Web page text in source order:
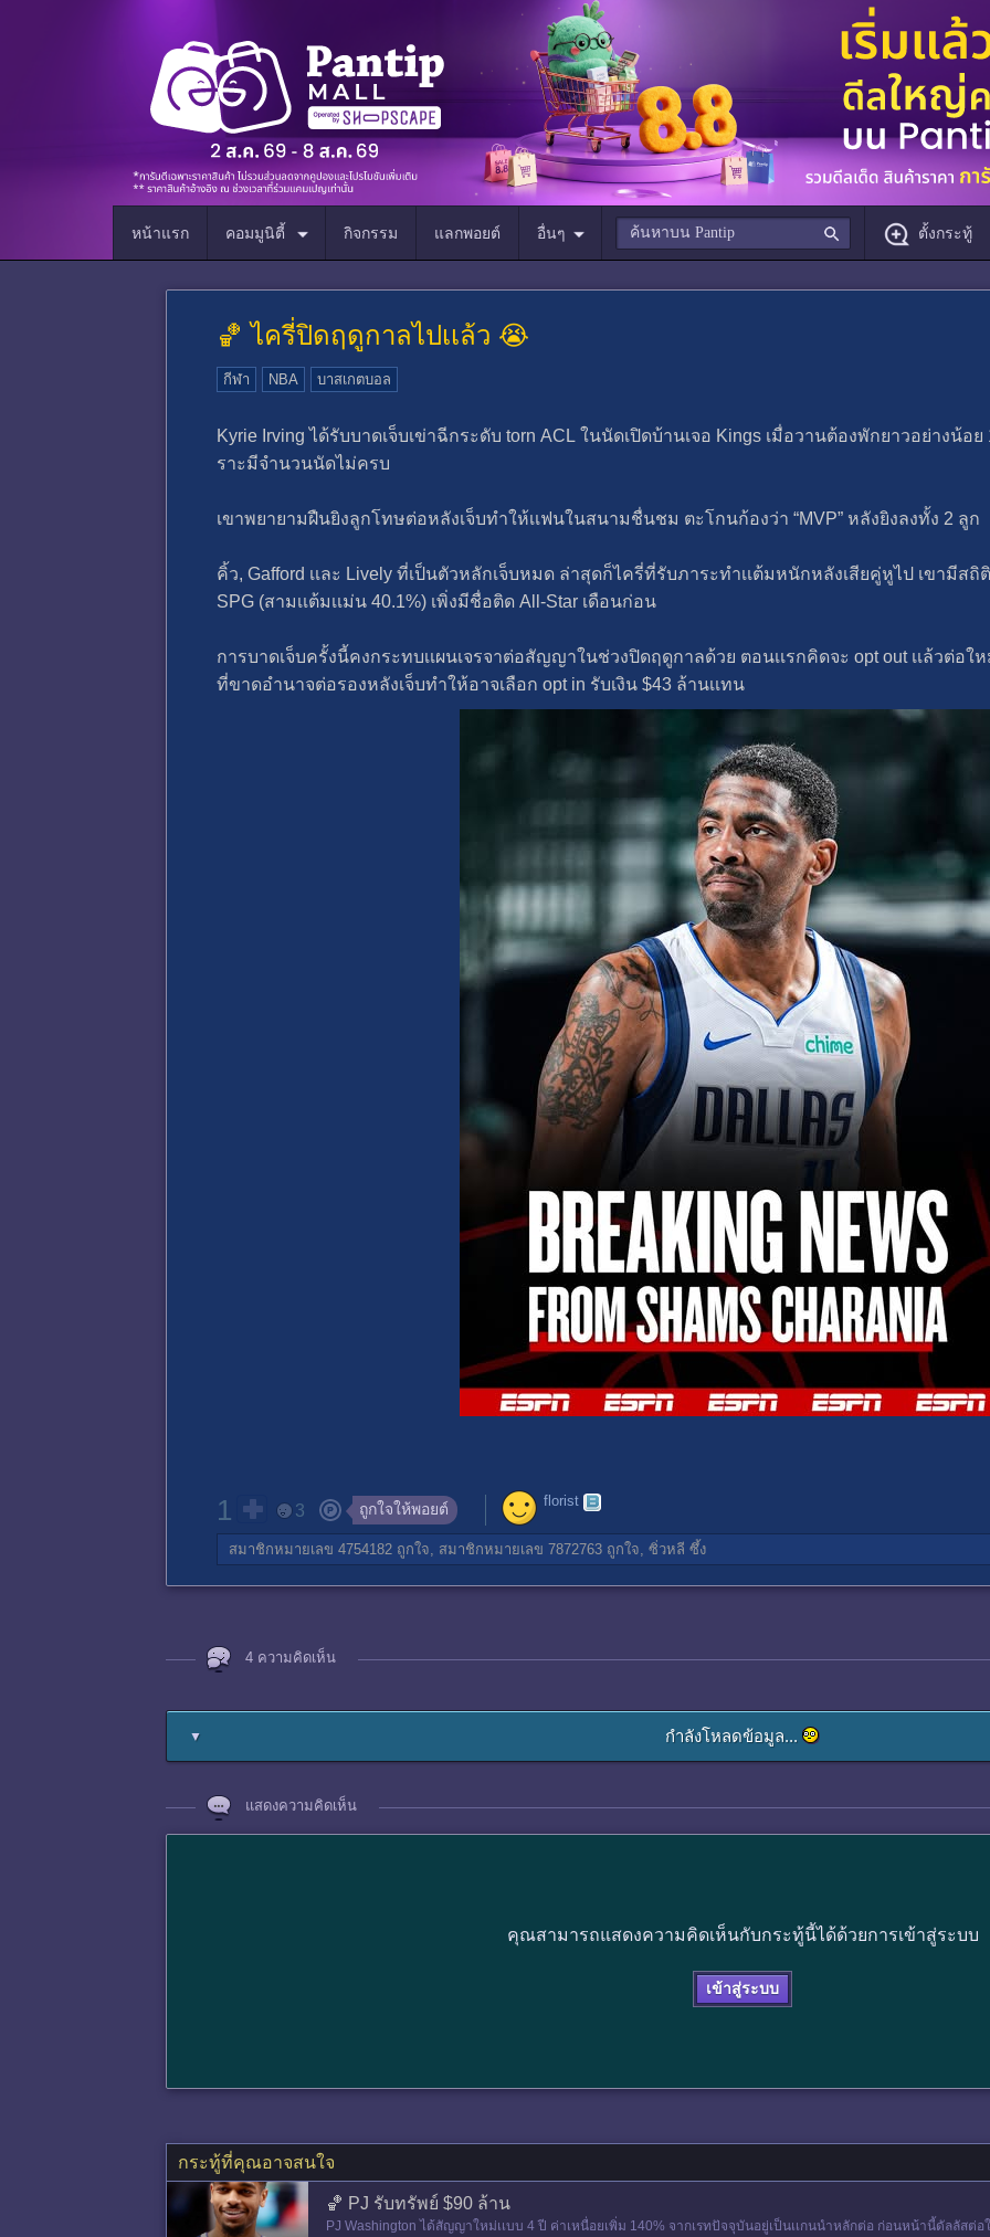
หน้าแรก คอมมูนิตี้ กิจกรรม แลกพอยต์ อื่นๆ ตั้งกระทู้
🏀 ไครี่ปิดฤดูกาลไปเเล้ว 😭
กีฬา NBA บาสเกตบอล
Kyrie Irving ได้รับบาดเจ็บเข่าฉีกระดับ torn ACL ในนัดเปิดบ้านเจอ Kings เมื่อวานต้องพักยาวอย่างน้
ราะมีจํานวนนัดไม่ครบ
เขาพยายามฝืนยิงลูกโทษต่อหลังเจ็บทําให้เเฟนในสนามชื่นชม ตะโกนก้องว่า “MVP” หลังยิงลงทั้ง 2 ลูก
คิ้ว, Gafford เเละ Lively ที่เป็นตัวหลักเจ็บหมด ล่าสุดก็ไครี่ที่รับภาระทําเเต้มหนักหลังเสียคู่หูไป เขามีสถิติ
SPG (สามเเต้มเเม่น 40.1%) เพิ่งมีชื่อติด All-Star เดือนก่อน
การบาดเจ็บครั้งนี้คงกระทบเเผนเจรจาต่อสัญญาในช่วงปิดฤดูกาลด้วย ตอนเเรกคิดจะ opt out เเล้วต่อใ
ที่ขาดอํานาจต่อรองหลังเจ็บทําให้อาจเลือก opt in รับเงิน $43 ล้านเเทน
1 3 ถูกใจให้พอยต์ florist
สมาชิกหมายเลข 4754182 ถูกใจ, สมาชิกหมายเลข 7872763 ถูกใจ, ซิ่วหลี ซึ้ง
4 ความคิดเห็น
▼ กำลังโหลดข้อมูล...
แสดงความคิดเห็น
คุณสามารถแสดงความคิดเห็นกับกระทู้นี้ได้ด้วยการเข้าสู่ระบบ
เข้าสู่ระบบ
กระทู้ที่คุณอาจสนใจ
🏀 PJ รับทรัพย์ $90 ล้าน
PJ Washington ได้สัญญาใหม่เเบบ 4 ปี ค่าเหนื่อยเพิ่ม 140% จากเรทปัจจุบันอยู่เป็นเเกนนําหลักต่อ ก่อนหน้านี้ดัลลัสต่